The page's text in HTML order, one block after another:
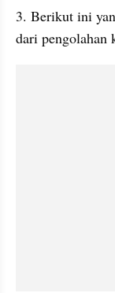
3. Berikut ini
dari pengolahan